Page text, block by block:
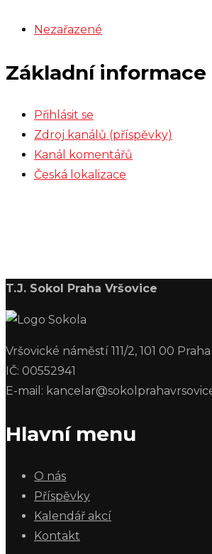
Nezařazené
Základní informace
Přihlásit se
Zdroj kanálů (příspěvky)
Kanál komentářů
Česká lokalizace
T.J. Sokol Praha Vršovice
Vršovické náměstí 111/2, 101 00 Praha
IČ: 00552941
E-mail:
Hlavní menu
O nás
Příspěvky
Kalendář akcí
Kontakt